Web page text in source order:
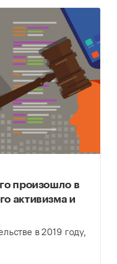
произошло в
активизма и
в 2019 году,